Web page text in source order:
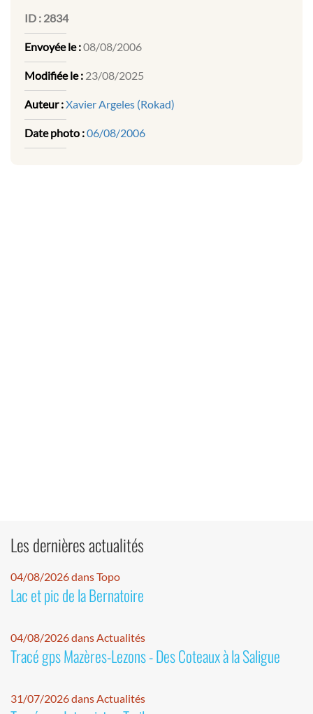
ID : 2834
Envoyée le :08/08/2006
Modifiée le : 23/08/2025
Auteur :Xavier Argeles (Rokad)
Date photo :06/08/2006
Les dernières actualités
04/08/2026 dans Topo
Lac et pic de la Bernatoire
04/08/2026 dans Actualités
Tracé gps Mazères-Lezons - Des Coteaux à la Saligue
31/07/2026 dans Actualités